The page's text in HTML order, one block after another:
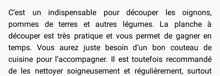
C’est un indispensable pour découper les oignons,
pommes de terres et autres légumes. La planche à
découper est très pratique et vous permet de gagner en
temps. Vous aurez juste besoin d’un bon couteau de
cuisine pour l’accompagner. Il est toutefois recommandé
de les nettoyer soigneusement et régulièrement, surtout